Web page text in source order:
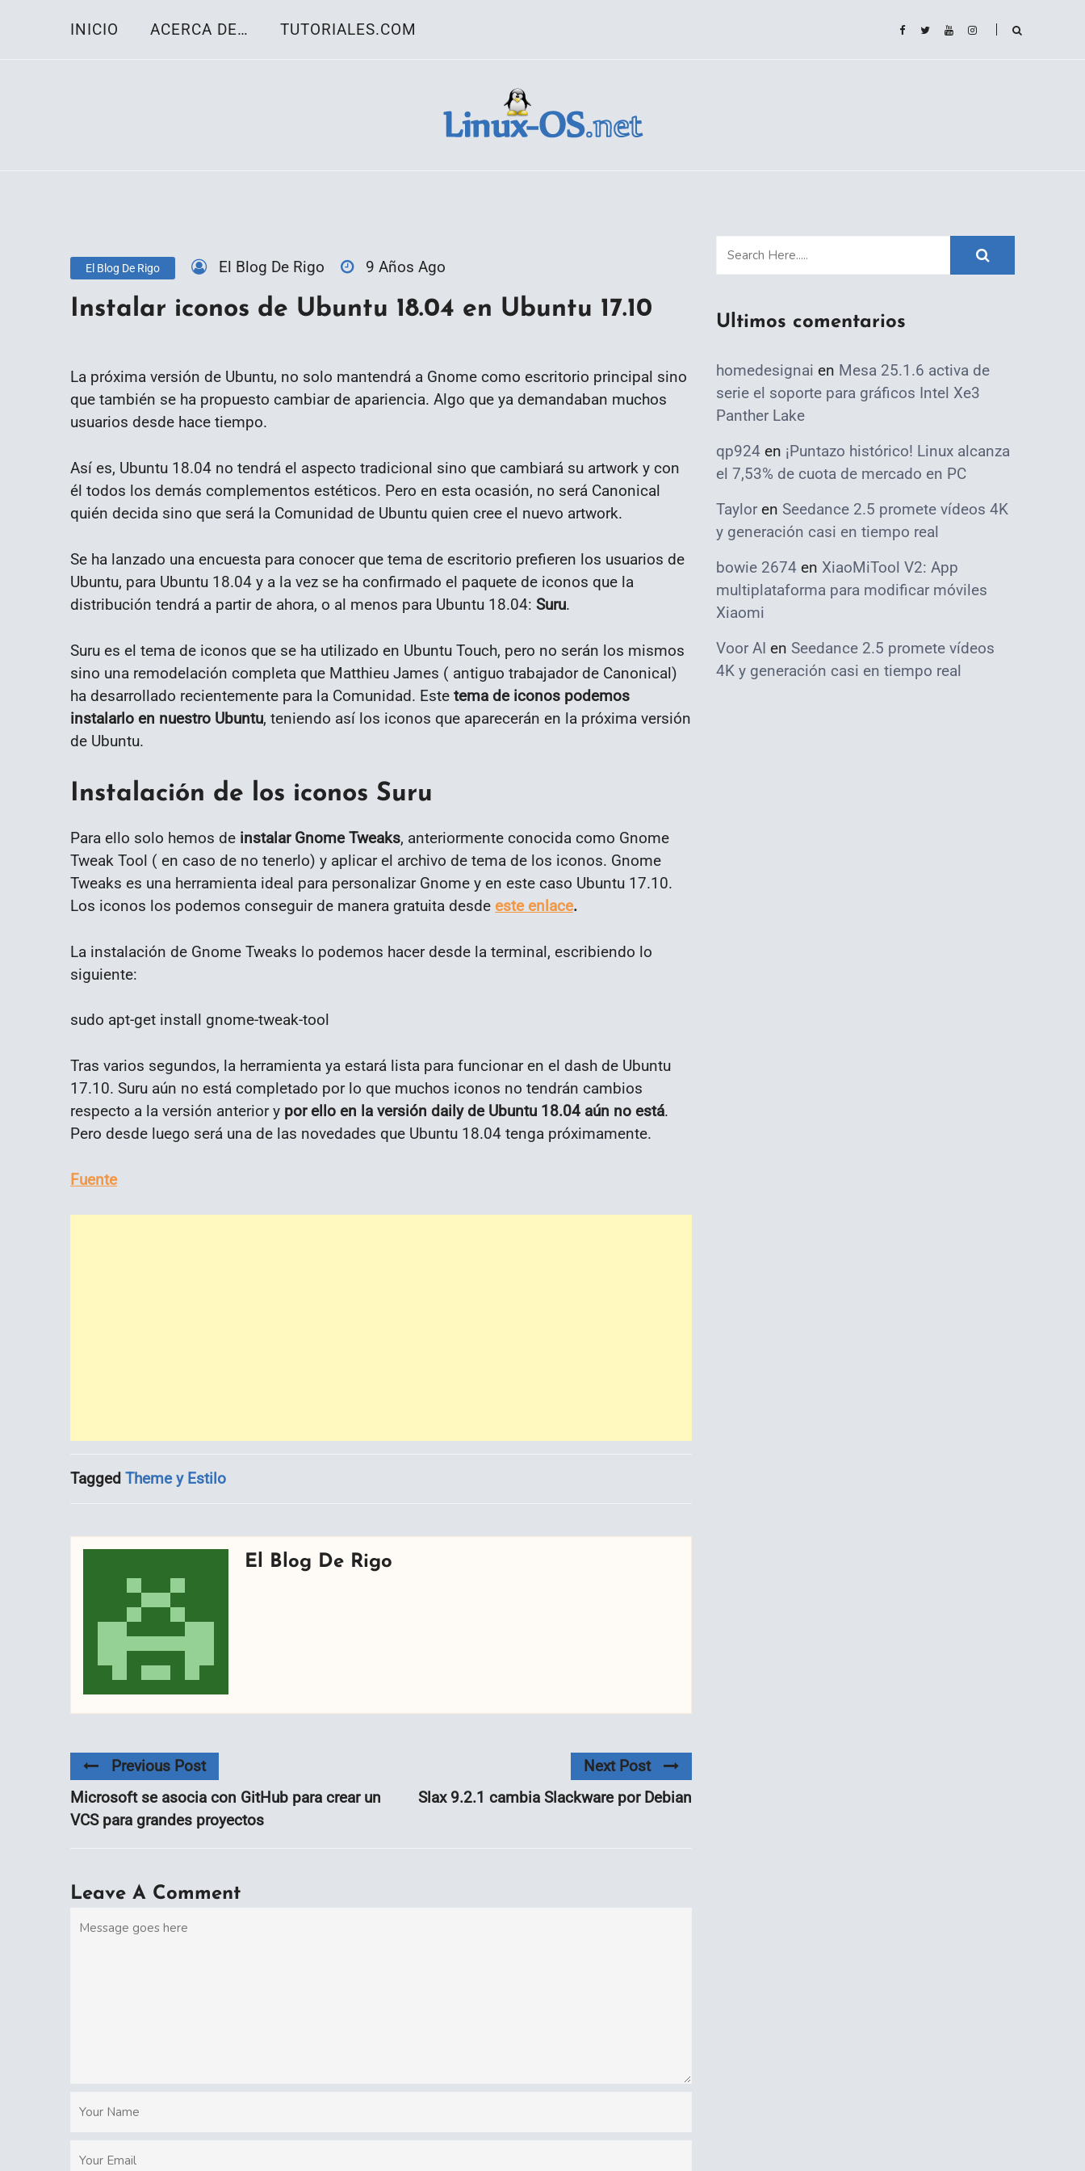
INICIO ACERCA DE… TUTORIALES.COM
El Blog De Rigo El Blog De Rigo 9 Años Ago
Instalar iconos de Ubuntu 18.04 en Ubuntu 17.10
La próxima versión de Ubuntu, no solo mantendrá a Gnome como escritorio principal sino
que también se ha propuesto cambiar de apariencia. Algo que ya demandaban muchos
usuarios desde hace tiempo.
Así es, Ubuntu 18.04 no tendrá el aspecto tradicional sino que cambiará su artwork y con
él todos los demás complementos estéticos. Pero en esta ocasión, no será Canonical
quién decida sino que será la Comunidad de Ubuntu quien cree el nuevo artwork.
Se ha lanzado una encuesta para conocer que tema de escritorio prefieren los usuarios de
Ubuntu, para Ubuntu 18.04 y a la vez se ha confirmado el paquete de iconos que la
distribución tendrá a partir de ahora, o al menos para Ubuntu 18.04: Suru.
Suru es el tema de iconos que se ha utilizado en Ubuntu Touch, pero no serán los mismos
sino una remodelación completa que Matthieu James ( antiguo trabajador de Canonical)
ha desarrollado recientemente para la Comunidad. Este tema de iconos podemos
instalarlo en nuestro Ubuntu, teniendo así los iconos que aparecerán en la próxima versión
de Ubuntu.
Instalación de los iconos Suru
Para ello solo hemos de instalar Gnome Tweaks, anteriormente conocida como Gnome
Tweak Tool ( en caso de no tenerlo) y aplicar el archivo de tema de los iconos. Gnome
Tweaks es una herramienta ideal para personalizar Gnome y en este caso Ubuntu 17.10.
Los iconos los podemos conseguir de manera gratuita desde este enlace.
La instalación de Gnome Tweaks lo podemos hacer desde la terminal, escribiendo lo
siguiente:
sudo apt-get install gnome-tweak-tool
Tras varios segundos, la herramienta ya estará lista para funcionar en el dash de Ubuntu
17.10. Suru aún no está completado por lo que muchos iconos no tendrán cambios
respecto a la versión anterior y por ello en la versión daily de Ubuntu 18.04 aún no está.
Pero desde luego será una de las novedades que Ubuntu 18.04 tenga próximamente.
Fuente
Tagged Theme y Estilo
El Blog De Rigo
Previous Post
Microsoft se asocia con GitHub para crear un
VCS para grandes proyectos
Next Post
Slax 9.2.1 cambia Slackware por Debian
Leave A Comment
Ultimos comentarios
homedesignai en Mesa 25.1.6 activa de
serie el soporte para gráficos Intel Xe3
Panther Lake
qp924 en ¡Puntazo histórico! Linux alcanza
el 7,53% de cuota de mercado en PC
Taylor en Seedance 2.5 promete vídeos 4K
y generación casi en tiempo real
bowie 2674 en XiaoMiTool V2: App
multiplataforma para modificar móviles
Xiaomi
Voor AI en Seedance 2.5 promete vídeos
4K y generación casi en tiempo real